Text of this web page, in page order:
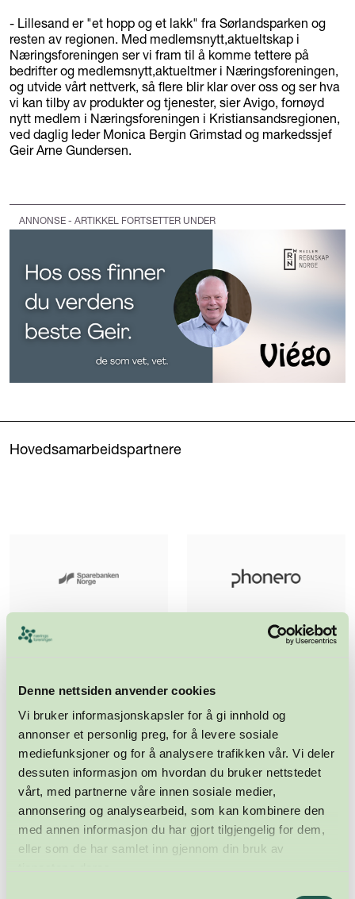
Denne nettsiden anvender cookies
Vi bruker informasjonskapsler for å gi innhold og
annonser et personlig preg, for å levere sosiale
mediefunksjoner og for å analysere trafikken vår. Vi deler
dessuten informasjon om hvordan du bruker nettstedet
vårt, med partnerne våre innen sosiale medier,
annonsering og analysearbeid, som kan kombinere den
med annen informasjon du har gjort tilgjengelig for dem,
eller som de har samlet inn gjennom din bruk av
- Lillesand er "et hopp og et lakk" fra Sørlandsparken og
resten av regionen. Med medlemsnytt,aktueltskap i
Næringsforeningen ser vi fram til å komme tettere på
bedrifter og medlemsnytt,aktueltmer i Næringsforeningen,
og utvide vårt nettverk, så flere blir klar over oss og ser hva
vi kan tilby av produkter og tjenester, sier Avigo, fornøyd
nytt medlem i Næringsforeningen i Kristiansandsregionen,
ved daglig leder Monica Bergin Grimstad og markedssjef
Geir Arne Gundersen.
ANNONSE - ARTIKKEL FORTSETTER UNDER
Hovedsamarbeidspartnere